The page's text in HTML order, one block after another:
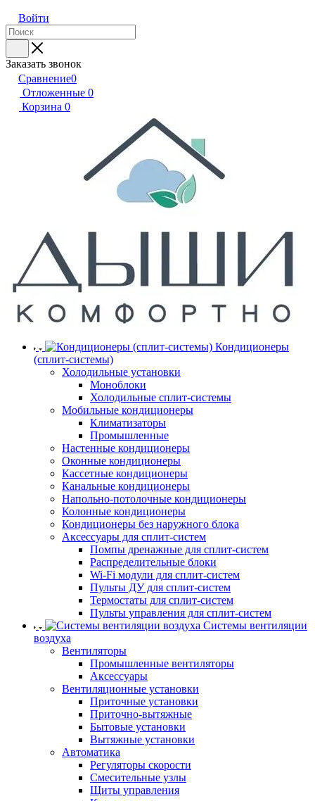
Войти
Заказать звонок
Сравнение0
Отложенные 0
Корзина 0
Кондиционеры
(сплит-системы)
Холодильные установки
Моноблоки
Холодильные сплит-системы
Мобильные кондиционеры
Климатизаторы
Промышленные
Настенные кондиционеры
Оконные кондиционеры
Кассетные кондиционеры
Канальные кондиционеры
Напольно-потолочные кондиционеры
Колонные кондиционеры
Кондиционеры без наружного блока
Аксессуары для сплит-систем
Помпы дренажные для сплит-систем
Распределительные блоки
Wi-Fi модули для сплит-систем
Пульты ДУ для сплит-систем
Термостаты для сплит-систем
Пульты управления для сплит-систем
Системы вентиляции
воздуха
Вентиляторы
Промышленные вентиляторы
Аксессуары
Вентиляционные установки
Приточные установки
Приточно-вытяжные
Бытовые установки
Вытяжные установки
Автоматика
Регуляторы скорости
Смесительные узлы
Щиты управления